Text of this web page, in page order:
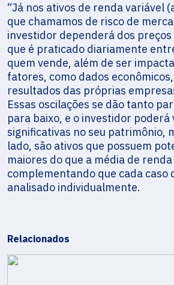
“Já nos ativos de renda variável
que chamamos de risco de
investidor dependerá dos preços
que é praticado diariamente
quem vende, além de ser
fatores, como dados
resultados das próprias
Essas oscilações se dão tanto
para baixo, e o investidor poderá
significativas no seu patrimônio,
lado, são ativos que possuem
maiores do que a média de
complementando que cada caso
analisado individualmente.
Relacionados